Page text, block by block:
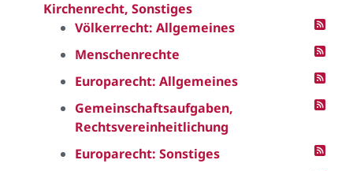
Kirchenrecht, Sonstiges
Völkerrecht: Allgemeines
Menschenrechte
Europarecht: Allgemeines
Gemeinschaftsaufgaben,
Rechtsvereinheitlichung
Europarecht: Sonstiges